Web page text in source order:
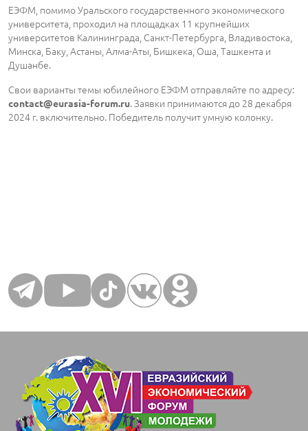
ЕЭФМ, помимо Уральского государственного экономического
университета, проходил на площадках 11 крупнейших
университетов Калининграда, Санкт-Петербурга, Владивостока,
Минска, Баку, Астаны, Алма-Аты, Бишкека, Оша, Ташкента и
Душанбе.
Свои варианты темы юбилейного ЕЭФМ отправляйте по адресу:
contact@eurasia-forum.ru. Заявки принимаются до 28 декабря
2024 г. включительно. Победитель получит умную колонку.